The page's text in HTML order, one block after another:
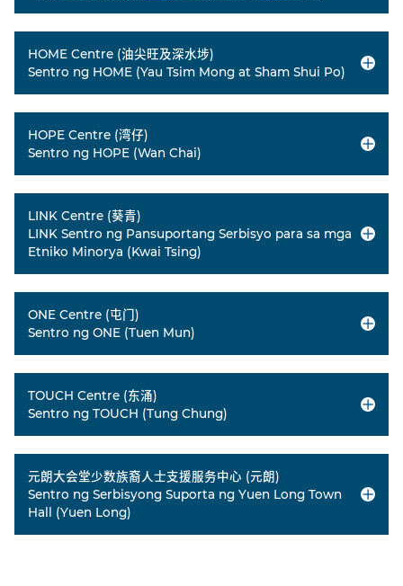
HOME Centre (油尖旺及深水埗)
Sentro ng HOME (Yau Tsim Mong at Sham Shui Po)
HOPE Centre (湾仔)
Sentro ng HOPE (Wan Chai)
LINK Centre (葵青)
LINK Sentro ng Pansuportang Serbisyo para sa mga
Etniko Minorya (Kwai Tsing)
ONE Centre (屯门)
Sentro ng ONE (Tuen Mun)
TOUCH Centre (东涌)
Sentro ng TOUCH (Tung Chung)
元朗大会堂少数族裔人士支援服务中心 (元朗)
Sentro ng Serbisyong Suporta ng Yuen Long Town
Hall (Yuen Long)